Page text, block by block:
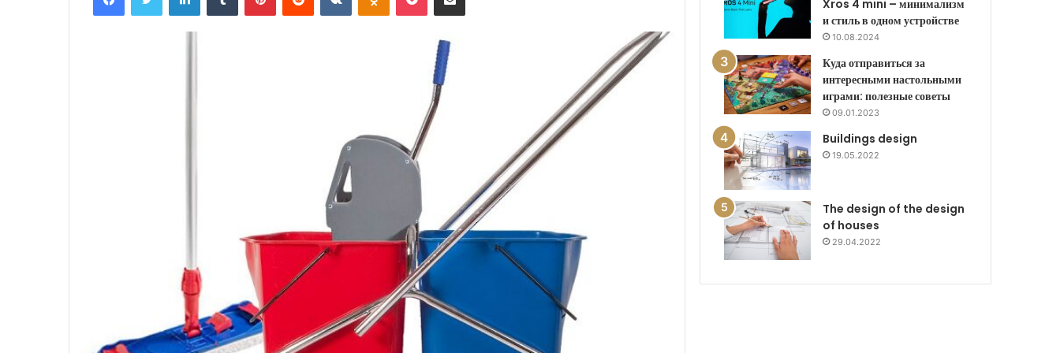
Xros 4 mini – минимализм
и стиль в одном устройстве
10.08.2024
Куда отправиться за
интересными настольными
играми: полезные советы
09.01.2023
Buildings design
19.05.2022
The design of the design
of houses
29.04.2022